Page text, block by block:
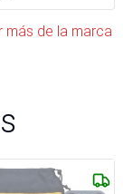
más de la marca